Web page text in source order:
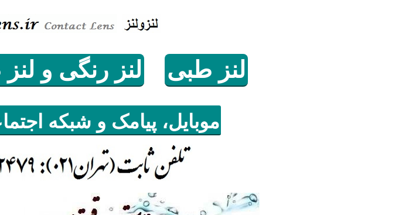
لنز طبی لنز رنگی و لنز
موبایل، پیامک و شبکه